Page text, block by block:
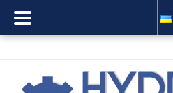
Гідростандарт